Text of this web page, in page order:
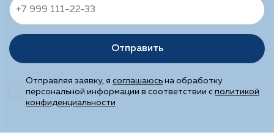
Отправить
Отправляя заявку, я соглашаюсь на обработку
персональной информации в соответствии с политикой
конфиденциальности